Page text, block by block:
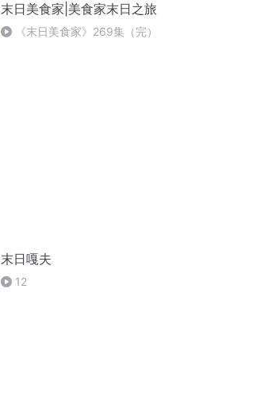
末日美食家|美食家末日之旅
《末日美食家》269集（完）
末日嘎夫
12